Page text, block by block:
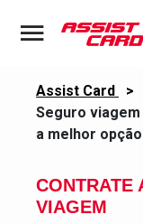
Assist Card >
Seguro
a melhor
CONTRATE
VIAGEM